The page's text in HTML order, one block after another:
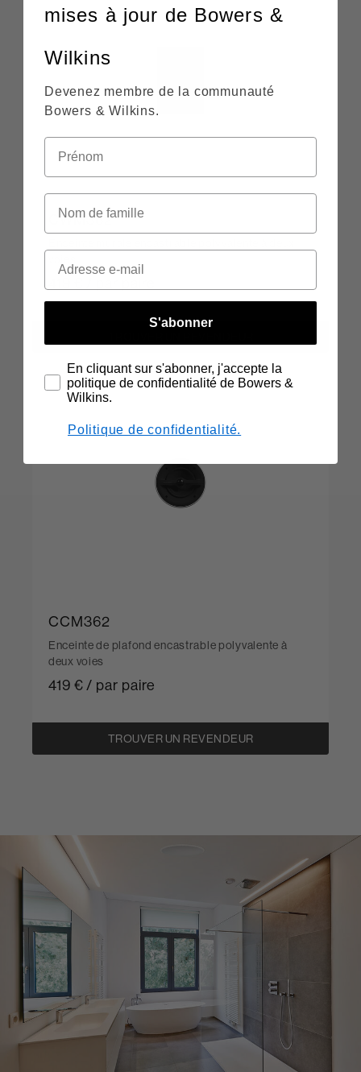
CWM362
CCM362
Enceinte de plafond encastrable polyvalente à
deux voies
419 € / par paire
TROUVER UN REVENDEUR
mises à jour de Bowers &
Wilkins
Devenez membre de la communauté
Bowers & Wilkins.
S'abonner
En cliquant sur s'abonner, j'accepte la
politique de confidentialité de Bowers &
Wilkins.
Politique de confidentialité.